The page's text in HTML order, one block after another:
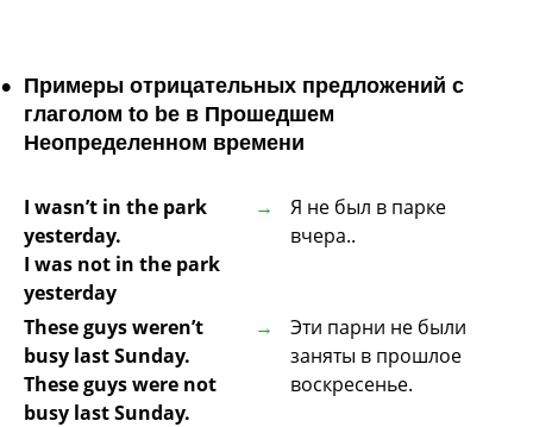
Примеры отрицательных предложений с
глаголом to be в Прошедшем
Неопределенном времени
I wasn’t in the park
yesterday.
I was not in the park
yesterday
Я не был в парке
вчера..
These guys weren’t
busy last Sunday.
These guys were not
busy last Sunday.
Эти парни не были
заняты в прошлое
воскресенье.